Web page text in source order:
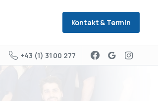
Kontakt & Termin
+43 (1) 31 00 277